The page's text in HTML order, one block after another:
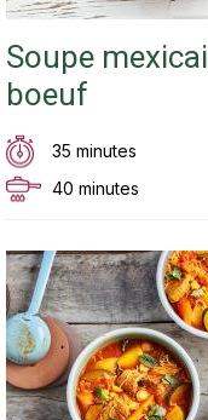
Soupe
boeuf
35 minutes
40 minutes